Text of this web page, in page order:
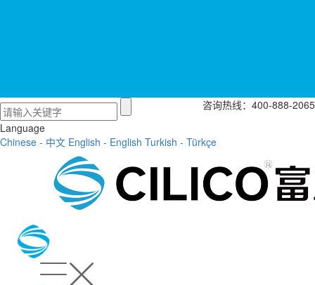
咨询热线：400-888-2065
Language
Chinese - 中文 English - English Turkish - Türkçe